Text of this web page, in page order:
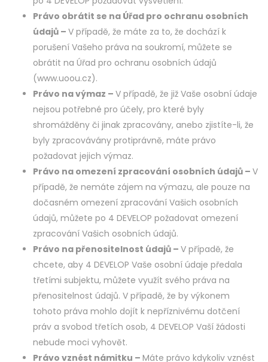
Právo obrátit se na Úřad pro ochranu osobních
údajů – V případě, že máte za to, že dochází k
porušení Vašeho práva na soukromí, můžete se
obrátit na Úřad pro ochranu osobních údajů
(www.uoou.cz).
Právo na výmaz – V případě, že již Vaše osobní údaje
nejsou potřebné pro účely, pro které byly
shromážděny či jinak zpracovány, anebo zjistíte-li, že
byly zpracovávány protiprávně, máte právo
požadovat jejich výmaz.
Právo na omezení zpracování osobních údajů – V
případě, že nemáte zájem na výmazu, ale pouze na
dočasném omezení zpracování Vašich osobních
údajů, můžete po 4 DEVELOP požadovat omezení
zpracování Vašich osobních údajů.
Právo na přenositelnost údajů – V případě, že
chcete, aby 4 DEVELOP Vaše osobní údaje předala
třetími subjektu, můžete využít svého práva na
přenositelnost údajů. V případě, že by výkonem
tohoto práva mohlo dojít k nepříznivému dotčení
práv a svobod třetích osob, 4 DEVELOP Vaší žádosti
nebude moci vyhovět.
Právo vznést námitku – Máte právo kdykoliv vznést